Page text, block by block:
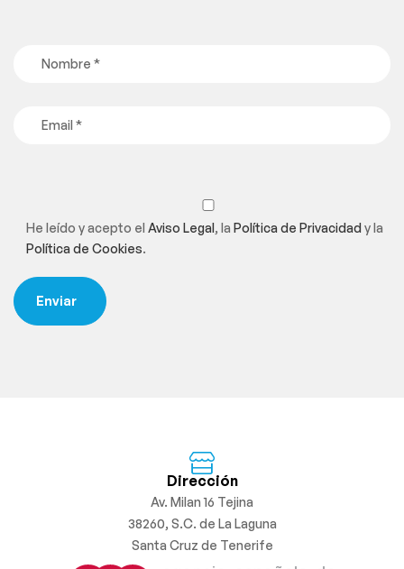
He leído y acepto el Aviso Legal, la Política de Privacidady la
Política de Cookies.
Dirección
Av. Milan 16 Tejina
38260, S.C. de La Laguna
Santa Cruz de Tenerife